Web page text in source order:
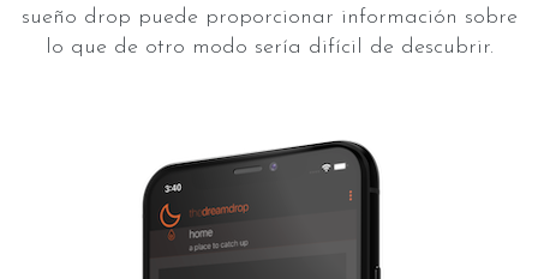
sueño drop puede proporcionar información sobre
lo que de otro modo sería difícil de descubrir.